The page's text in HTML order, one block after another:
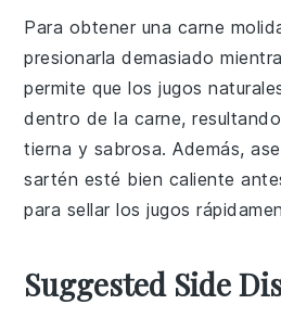
Para obtener una carne
presionarla demasiado
permite que los jugos
dentro de la carne,
tierna y sabrosa. Además,
sartén esté bien caliente
para sellar los jugos
Suggested Side